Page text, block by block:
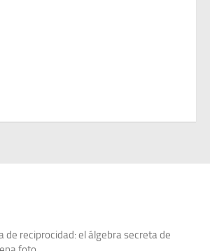
de reciprocidad: el álgebra secreta de